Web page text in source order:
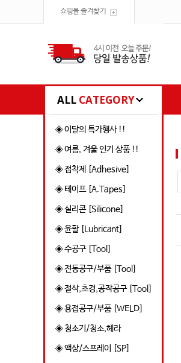
쇼핑몰 즐겨찾기
ALL CATEGORY
◈ 이달의 특가행사 !!
◈ 여름, 겨울 인기 상품 !!
◈ 접착제 [Adhesive]
◈ 테이프 [A.Tapes]
◈ 실리콘 [Silicone]
◈ 윤활 [Lubricant]
◈ 수공구 [Tool]
◈ 전동공구/부품 [Tool]
◈ 절삭,초경,공작공구 [Tool]
◈ 용접공구/부품 [WELD]
◈ 청소기/청소,헤라
◈ 액상/스프레이 [SP]